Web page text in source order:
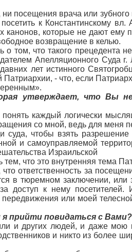
посещения врача или
к Константинскому
которые не дают
возвращение в келью.
о том, что такого
Апелляционного Суда
лет истинного
- что, если
утверждает, что Вы
каждый логически
со мной, ведь для
чтобы взять
и самоуправляемой
Израильской
что это внутренняя тема
ответственность за
в тюремном заключении,
доступ к нему
или моей
я прийти повидаться с Вами?
и других людей, и даже
и никто из более